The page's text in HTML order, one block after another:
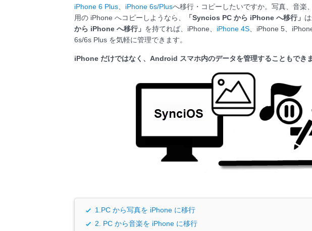
iPhone 6 Plus
iPhone 6s/Plusへ移行・コピーしたいですか。写真、音楽
用の iPhone へコピーしようなら、
「Syncios PC から iPhone へ移行」
から iPhone へ移行」 を持てれば、iPhone、 iPhone 4S 、iPhone 5、
6s/6s Plus を気軽に管理できます。
iPhone だけではなく、Android スマホ内のデータを管理することもできま
1.PC から写真を iPhone に移行
2. PC から音楽を iPhone に移行